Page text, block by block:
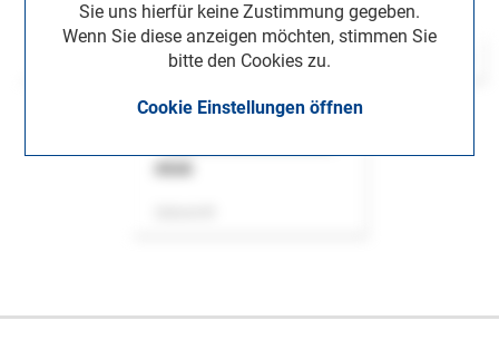
Sie uns hierfür keine Zustimmung gegeben.
Wenn Sie diese anzeigen möchten, stimmen Sie
bitte den Cookies zu.
Cookie Einstellungen öffnen